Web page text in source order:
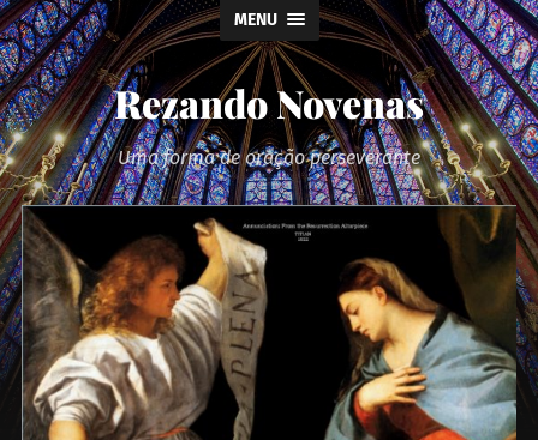
MENU
Rezando Novenas
Uma forma de oração perseverante